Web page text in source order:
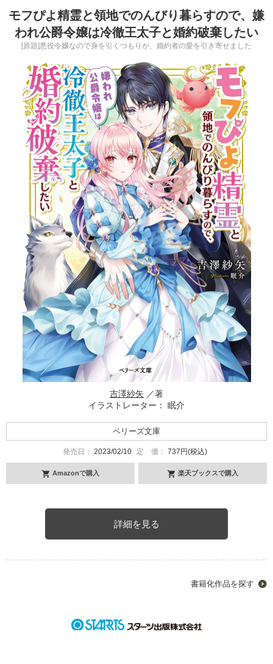
モフぴよ精霊と領地でのんびり暮らすので、嫌
われ公爵令嬢は冷徹王太子と婚約破棄したい
[原題]悪役令嬢なので身を引くつもりが、婚約者の愛を引き寄せました
吉澤紗矢 ／著
イラストレーター： 眠介
ベリーズ文庫
発売日： 2023/02/10 定 価： 737円(税込)
Amazonで購入 楽天ブックスで購入
詳細を見る
書籍化作品を探す